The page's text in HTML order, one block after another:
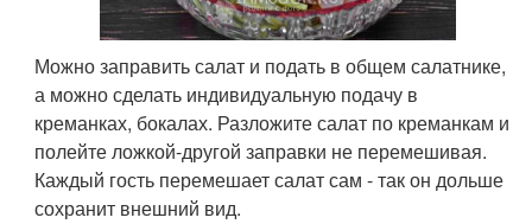
Можно заправить салат и подать в общем салатнике,
а можно сделать индивидуальную подачу в
креманках, бокалах. Разложите салат по креманкам и
полейте ложкой-другой заправки не перемешивая.
Каждый гость перемешает салат сам - так он дольше
сохранит внешний вид.